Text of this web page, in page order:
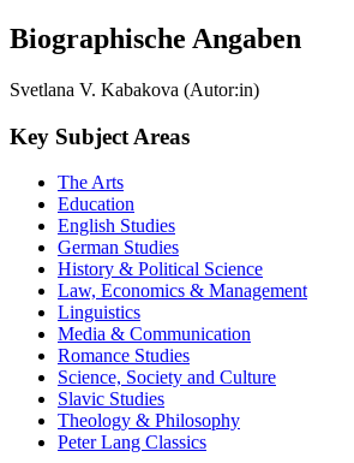
Biographische Angaben
Svetlana V. Kabakova (Autor:in)
Key Subject Areas
The Arts
Education
English Studies
German Studies
History & Political Science
Law, Economics & Management
Linguistics
Media & Communication
Romance Studies
Science, Society and Culture
Slavic Studies
Theology & Philosophy
Peter Lang Classics